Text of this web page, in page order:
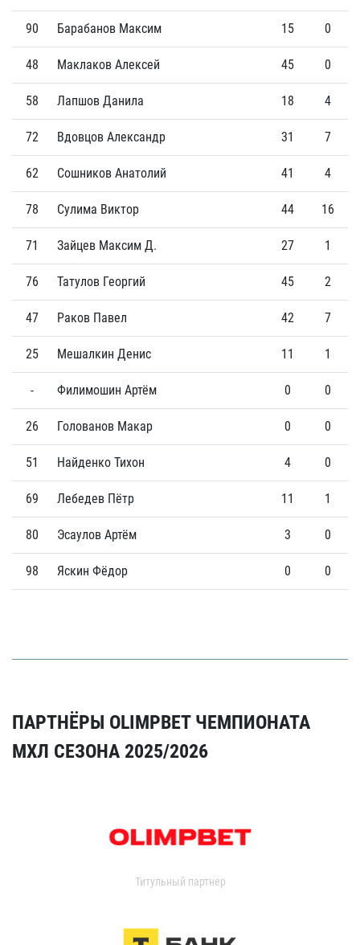
90 Барабанов Максим 15 0
48 Маклаков Алексей 45 0
58 Лапшов Данила 18 4
72 Вдовцов Александр 31 7
62 Сошников Анатолий 41 4
78 Сулима Виктор 44 16
71 Зайцев Максим Д. 27 1
76 Татулов Георгий 45 2
47 Раков Павел 42 7
25 Мешалкин Денис 11 1
- Филимошин Артём 0 0
26 Голованов Макар 0 0
51 Найденко Тихон 4 0
69 Лебедев Пётр 11 1
80 Эсаулов Артём 3 0
98 Яскин Фёдор 0 0
ПАРТНЁРЫ OLIMPBET ЧЕМПИОНАТА
МХЛ СЕЗОНА 2025/2026
Титульный партнер